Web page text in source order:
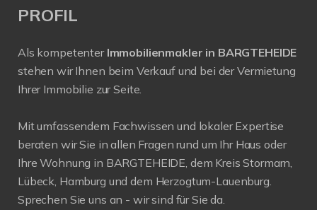
PROFIL
Als kompetenter Immobilienmakler in BARGTEHEIDE
stehen wir Ihnen beim Verkauf und bei der Vermietung
Ihrer Immobilie zur Seite.
Mit umfassendem Fachwissen und lokaler Expertise
beraten wir Sie in allen Fragen rund um Ihr Haus oder
Ihre Wohnung in BARGTEHEIDE, dem Kreis Stormarn,
Lübeck, Hamburg und dem Herzogtum-Lauenburg.
Sprechen Sie uns an - wir sind für Sie da.